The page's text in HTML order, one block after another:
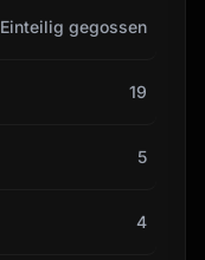
Einteilig gegossen
19
5
4